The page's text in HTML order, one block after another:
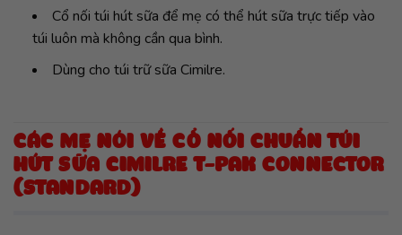
Cổ nối túi hút sữa để mẹ có thể hút sữa trực tiếp vào
túi luôn mà không cần qua bình.
Dùng cho túi trữ sữa Cimilre.
CÁC MẸ NÓI VỀ CỔ NỐI CHUẨN TÚI
HÚT SỮA CIMILRE T-PAK CONNECTOR
(STANDARD)